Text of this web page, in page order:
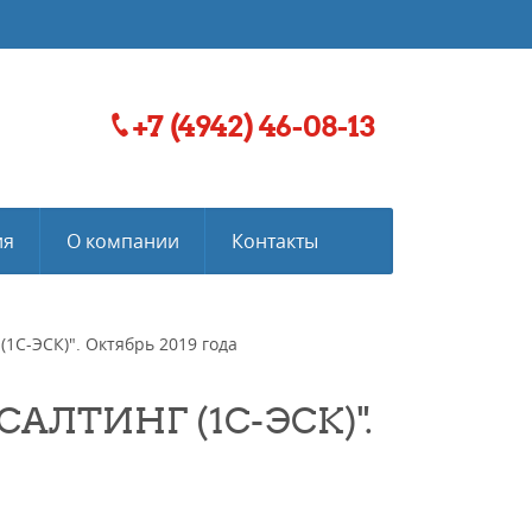
+7 (4942) 46-08-13
О компании Контакты
ЭСК)". Октябрь 2019 года
(1С-ЭСК)".